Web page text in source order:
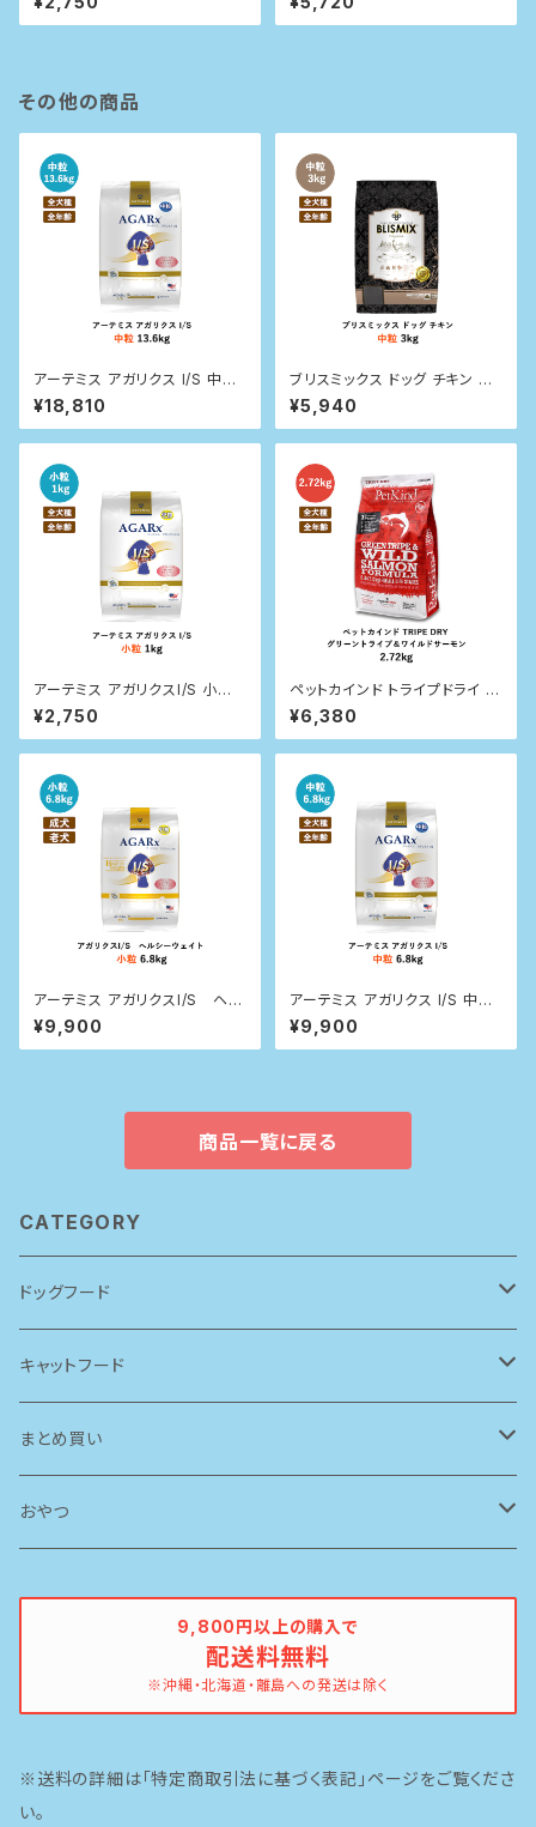
その他の商品
アーテミス アガリクス I/S 中粒
13.6kg
¥18,810
ブリスミックス ドッグ チキン 中
粒 3kg
¥5,940
アーテミス アガリクスI/S 小粒 1
kg
¥2,750
ペットカインド トライプドライ グ
リーントライプ＆ワイルドサーモ
ン 2.72kg
¥6,380
アーテミス アガリクスI/S ヘル
シーウェイト 小粒 6.8kg
¥9,900
アーテミス アガリクス I/S 中粒
6.8kg
¥9,900
商品一覧に戻る
CATEGORY
ドッグフード
アーテミス(アガリクスI/S)
ソリッドゴールド
ブリスミックス
キャットフード
ルシャット
ソリッドゴールド
まとめ買い
ドッグフード
おやつ
魚
9,800円以上の購入で
配送料無料
※沖縄・北海道・離島への発送は除く
※送料の詳細は「特定商取引法に基づく表記」ページをご覧くださ
い。